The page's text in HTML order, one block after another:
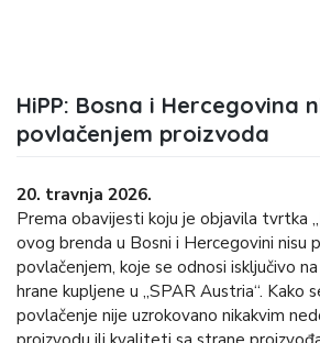
HiPP: Bosna i Hercegovina
povlačenjem proizvoda
20. travnja 2026.
Prema obavijesti koju je objavila tvrtka
ovog brenda u Bosni i Hercegovini nisu
povlačenjem, koje se odnosi isključivo
hrane kupljene u „SPAR Austria“. Kako
povlačenje nije uzrokovano nikakvim